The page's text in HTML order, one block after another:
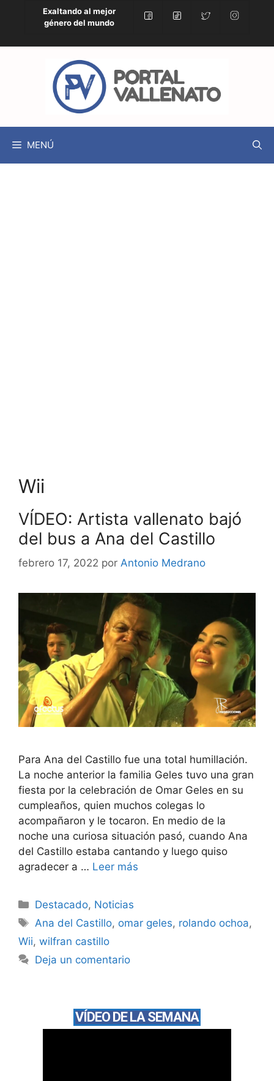
Exaltando al mejor
género del mundo
MENÚ
Wii
VÍDEO: Artista vallenato bajó
del bus a Ana del Castillo
febrero 17, 2022 por Antonio Medrano
Para Ana del Castillo fue una total humillación.
La noche anterior la familia Geles tuvo una gran
fiesta por la celebración de Omar Geles en su
cumpleaños, quien muchos colegas lo
acompañaron y le tocaron. En medio de la
noche una curiosa situación pasó, cuando Ana
del Castillo estaba cantando y luego quiso
agradecer a … Leer más
Destacado, Noticias
Ana del Castillo, omar geles, rolando ochoa,
Wii, wilfran castillo
Deja un comentario
VÍDEO DE LA SEMANA